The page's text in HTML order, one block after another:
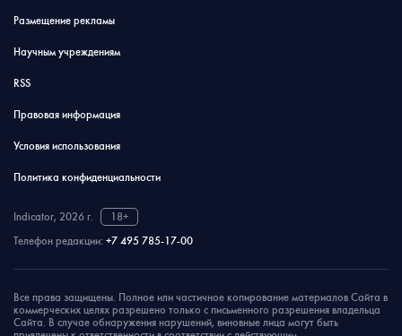
Размещение рекламы
Научным учреждениям
RSS
Правовая информация
Условия использования
Политика конфиденциальности
Indicator, 2026 г.
18+
Телефон редакции: +7 495 785-17-00
Все права защищены. Полное или частичное копирование материалов Сайта в
коммерческих целях разрешено только с письменного разрешения владельца
Сайта. В случае обнаружения нарушений, виновные лица могут быть